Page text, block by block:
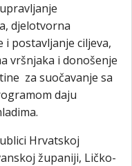
djelotvorna
postavljanje ciljeva,
vršnjaka i donošenje
za suočavanje sa
daju
Hrvatskoj
županiji, Ličko-